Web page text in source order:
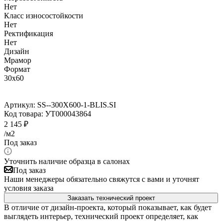
Нет
Класс износостойкости
Нет
Ректификация
Нет
Дизайн
Мрамор
Формат
30x60
Артикул: SS--300X600-1-BLIS.SI
Код товара: УТ000043864
2 145 ₽
/м2
Под заказ
Уточнить наличие образца в салонах
Под заказ
Наши менеджеры обязательно свяжутся с вами и уточнят
условия заказа
Заказать технический проект
В отличие от дизайн-проекта, который показывает, как будет
выглядеть интерьер, технический проект определяет, как